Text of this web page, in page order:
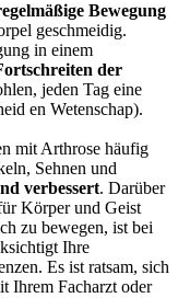
Bewegung
geschmeidig.
in einem
der
jeden Tag eine
en Wetenschap).
mit Arthrose häufig
Sehnen und
verbessert. Darüber
Körper und Geist
zu bewegen, ist bei
Ihre
Es ist ratsam, sich
Ihrem Facharzt oder